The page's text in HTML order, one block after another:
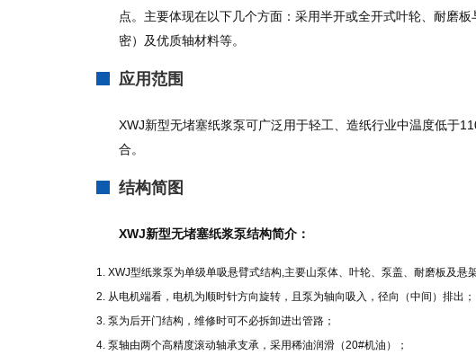
点。主要体现在以下几个方面：采用半开或全开式叶轮、耐磨
密）及优质轴材料等。
应用范围
XWJ新型无堵塞纸浆泵可广泛用于轻工、造纸行业中温度低于
合。
结构简图
XWJ新型无堵塞纸浆泵结构简介：
1. XWJ型纸浆泵为单级单吸悬臂式结构,主要山泵体、叶轮、泵盖、耐磨板及悬
2. 从电机端看，电机为顺时针方向旋转，且泵为轴向吸入，径向（中间）排出；
3. 泵为后开门结构，维修时可不必拆卸进出管路；
4. 泵轴由两个高精度滚动轴承支承，采用稀油润滑（20#机油）；